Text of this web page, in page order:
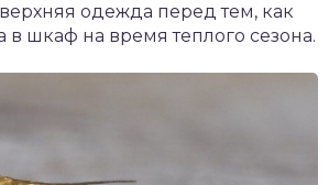
одежда перед тем, как
в шкаф на время теплого сезона.